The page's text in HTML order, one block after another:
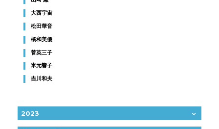
大西宇宙
松田華音
橘和美優
菅英三子
米元響子
吉川和夫
2023